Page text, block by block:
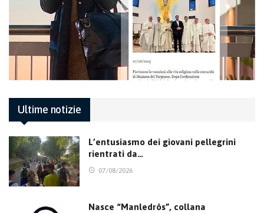
Ultime notizie
L’entusiasmo dei giovani pellegrini
rientrati da…
07/08/2026
Nasce “Manledrôs”, collana